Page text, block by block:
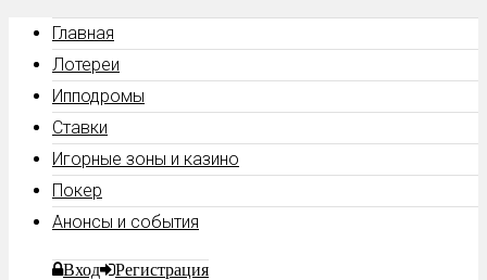
Главная
Лотереи
Ипподромы
Ставки
Игорные зоны и казино
Покер
Анонсы и события
Вход Регистрация